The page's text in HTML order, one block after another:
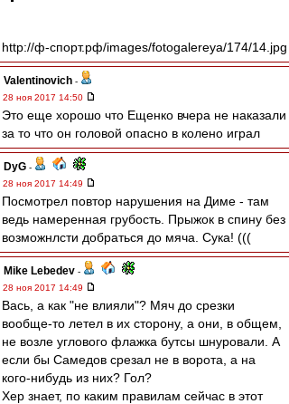
http://ф-спорт.рф/images/fotogalereya/174/14.jpg
Valentinovich -
28 ноя 2017 14:50
Это еще хорошо что Ещенко вчера не наказали
за то что он головой опасно в колено играл
DyG -
28 ноя 2017 14:49
Посмотрел повтор нарушения на Диме - там
ведь намеренная грубость. Прыжок в спину без
возможнлсти добраться до мяча. Сука! (((
Mike Lebedev -
28 ноя 2017 14:49
Вась, а как "не влияли"? Мяч до срезки
вообще-то летел в их сторону, а они, в общем,
не возле углового флажка бутсы шнуровали. А
если бы Самедов срезал не в ворота, а на
кого-нибудь из них? Гол?
Хер знает, по каким правилам сейчас в этот